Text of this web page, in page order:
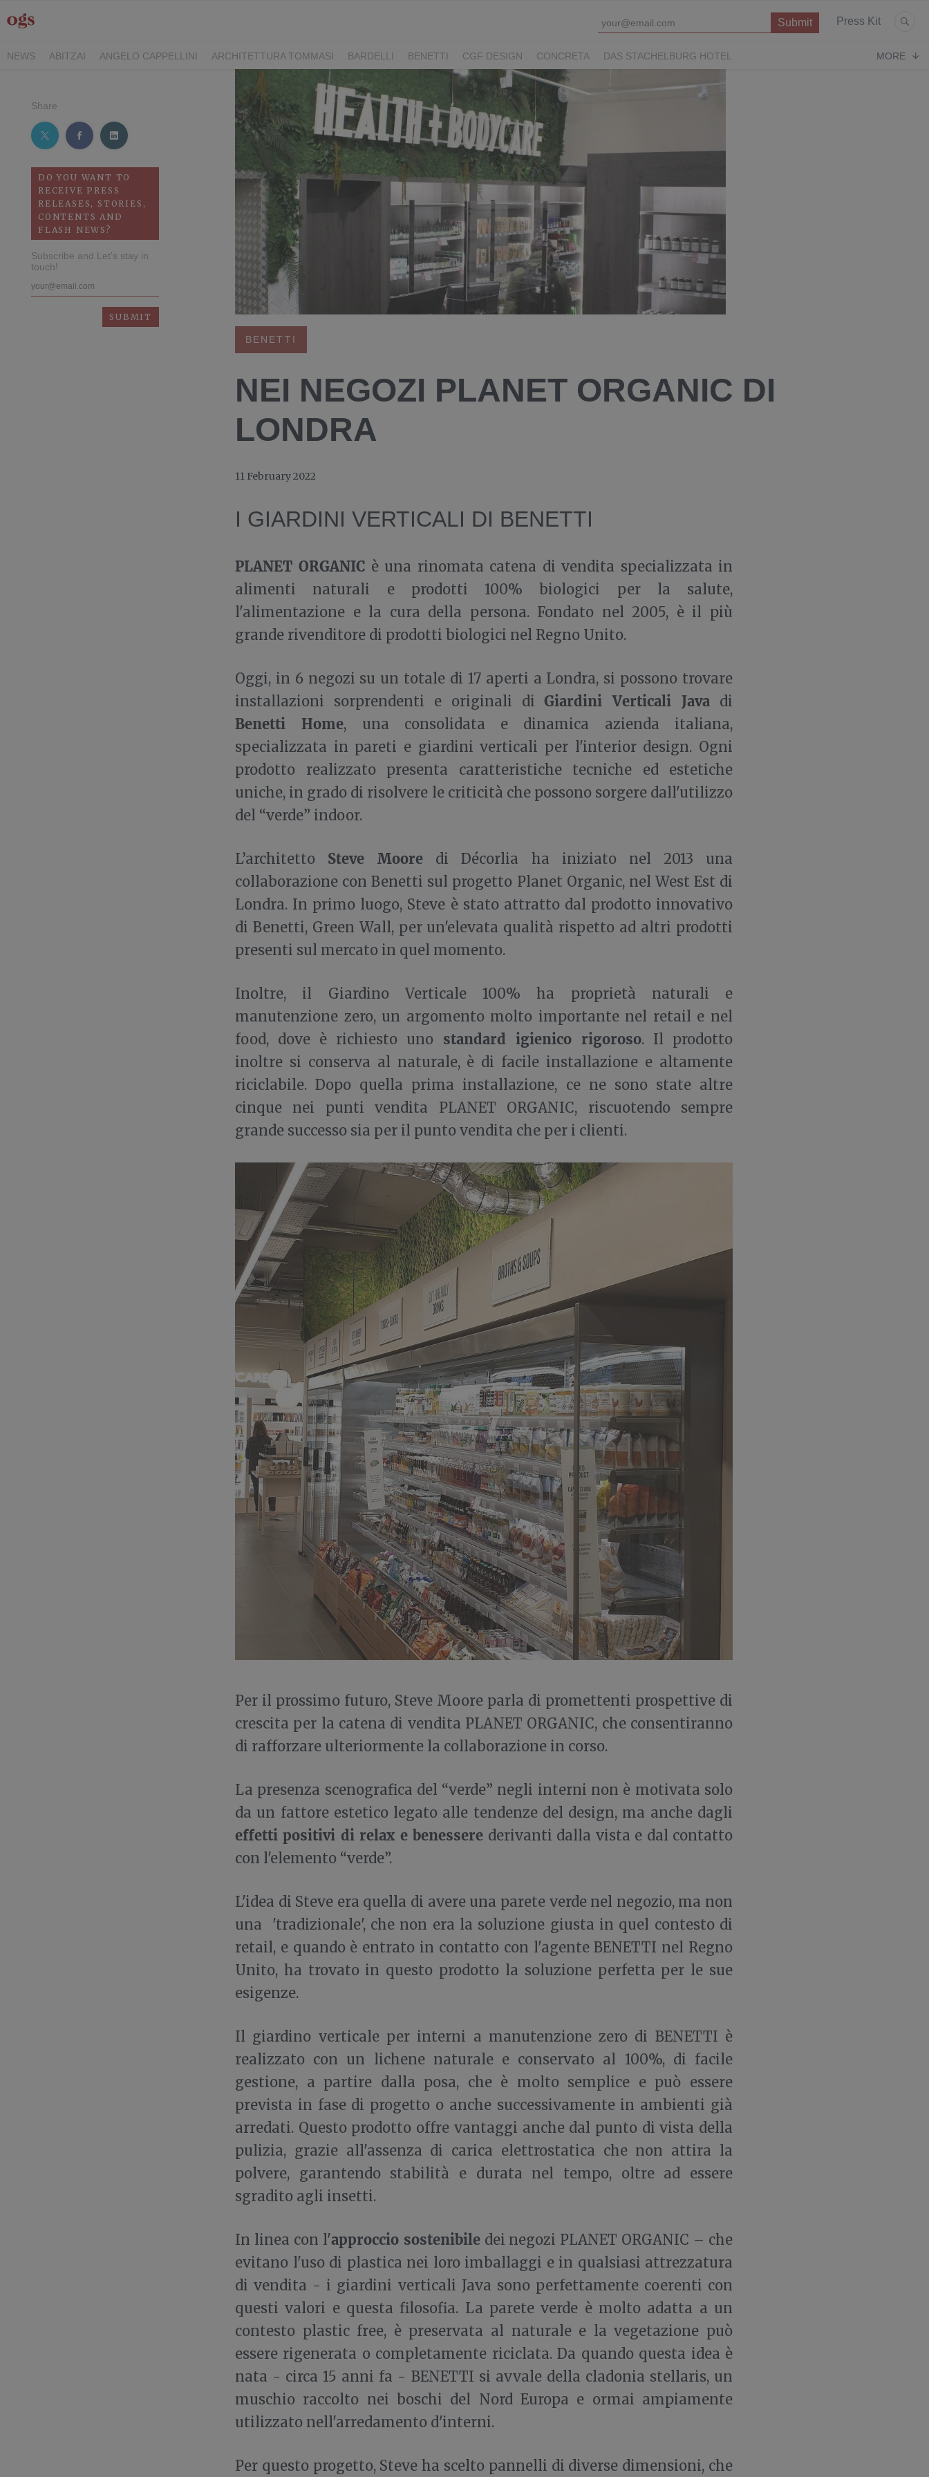
Press Kit
NEWS ABITZAI ANGELO CAPPELLINI ARCHITETTURA TOMMASI BARDELLI BENETTI CGF DESIGN CONCRETA
DAS STACHELBURG HOTEL
ITALY FAMILY HOTELS MOVE VIAGGI NAUSIKA GROUP
RIMANI
TEAMWORK HOSPITALITY TECKELL THE M LEGACY ZAMBAITI
MORE
Share
DO YOU WANT TO
RECEIVE PRESS
RELEASES, STORIES,
CONTENTS AND
FLASH NEWS?
Subscribe and Let's stay in
touch!
BENETTI
NEI NEGOZI PLANET ORGANIC DI
LONDRA
11 February 2022
I GIARDINI VERTICALI DI BENETTI
PLANET ORGANIC è una rinomata catena di vendita specializzata in
alimenti naturali e prodotti 100% biologici per la salute,
l'alimentazione e la cura della persona. Fondato nel 2005, è il più
grande rivenditore di prodotti biologici nel Regno Unito.
Oggi, in 6 negozi su un totale di 17 aperti a Londra, si possono trovare
installazioni sorprendenti e originali diGiardini Verticali Java di
Benetti Home, una consolidata e dinamica azienda italiana,
specializzata in pareti e giardini verticali per l'interior design. Ogni
prodotto realizzato presenta caratteristiche tecniche ed estetiche
uniche, in grado di risolvere le criticità che possono sorgere dall'utilizzo
del “verde” indoor.
L’architetto Steve Moore di Décorlia ha iniziato nel 2013 una
collaborazione con Benetti sul progetto Planet Organic, nel West Est di
Londra. In primo luogo, Steve è stato attratto dal prodotto innovativo
di Benetti, Green Wall, per un'elevata qualità rispetto ad altri prodotti
presenti sul mercato in quel momento.
Inoltre, il Giardino Verticale 100% ha proprietà naturali e
manutenzione zero, un argomento molto importante nel retail e nel
food, dove è richiesto uno standard igienico rigoroso. Il prodotto
inoltre si conserva al naturale, è di facile installazione e altamente
riciclabile. Dopo quella prima installazione, ce ne sono state altre
cinque nei punti vendita PLANET ORGANIC, riscuotendo sempre
grande successo sia per il punto vendita che per i clienti.
Per il prossimo futuro, Steve Moore parla di promettenti prospettive di
crescita per la catena di vendita PLANET ORGANIC, che consentiranno
di rafforzare ulteriormente la collaborazione in corso.
La presenza scenografica del “verde” negli interni non è motivata solo
da un fattore estetico legato alle tendenze del design, ma anche dagli
effetti positivi di relax e benessere derivanti dalla vista e dal contatto
con l'elemento “verde”.
L'idea di Steve era quella di avere una parete verde nel negozio, ma non
una 'tradizionale', che non era la soluzione giusta in quel contesto di
retail, e quando è entrato in contatto con l'agente BENETTI nel Regno
Unito, ha trovato in questo prodotto la soluzione perfetta per le sue
esigenze.
Il giardino verticale per interni a manutenzione zero di BENETTI è
realizzato con un lichene naturale e conservato al 100%, di facile
gestione, a partire dalla posa, che è molto semplice e può essere
prevista in fase di progetto o anche successivamente in ambienti già
arredati. Questo prodotto offre vantaggi anche dal punto di vista della
pulizia, grazie all'assenza di carica elettrostatica che non attira la
polvere, garantendo stabilità e durata nel tempo, oltre ad essere
sgradito agli insetti.
In linea con l'approccio sostenibiledei negozi PLANET ORGANIC – che
evitano l'uso di plastica nei loro imballaggi e in qualsiasi attrezzatura
di vendita - i giardini verticali Java sono perfettamente coerenti con
questi valori e questa filosofia. La parete verde è molto adatta a un
contesto plastic free, è preservata al naturale e la vegetazione può
essere rigenerata o completamente riciclata. Da quando questa idea è
nata - circa 15 anni fa - BENETTI si avvale della cladonia stellaris, un
muschio raccolto nei boschi del Nord Europa e ormai ampiamente
utilizzato nell'arredamento d'interni.
Per questo progetto, Steve ha scelto pannelli di diverse dimensioni, che